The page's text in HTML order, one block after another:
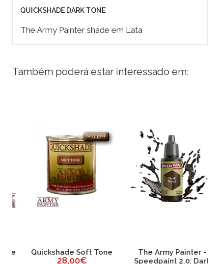
QUICKSHADE DARK TONE
The Army Painter shade em Lata
Também poderá estar interessado em:
Quickshade Soft Tone
28,00€
The Army Painter -
Speedpaint 2.0: Dark